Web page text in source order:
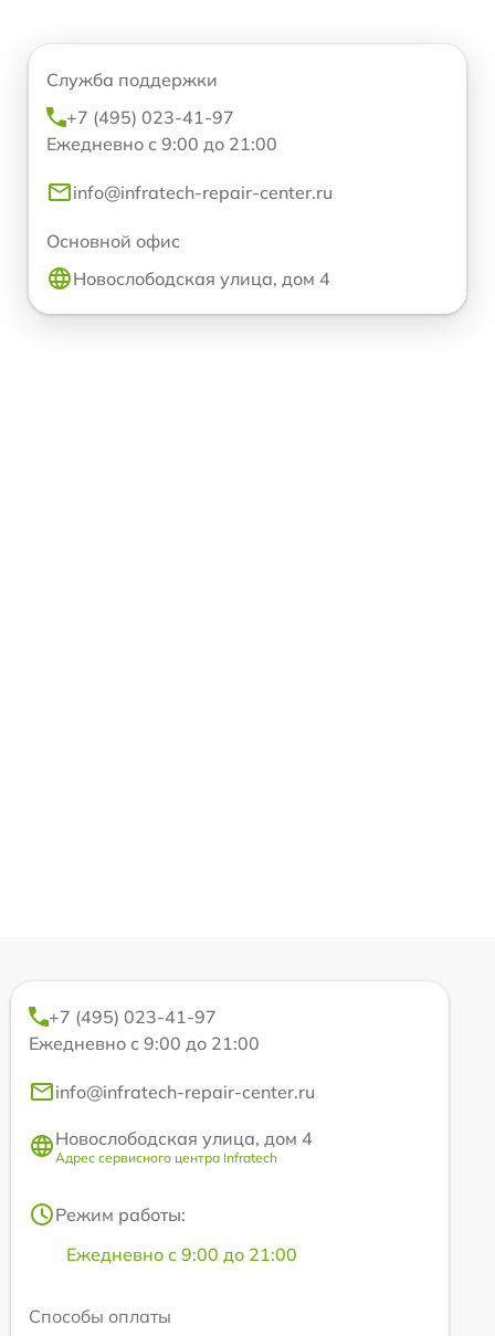
Служба поддержки
+7 (495) 023-41-97
Ежедневно с 9:00 до 21:00
info@infratech-repair-center.ru
Основной офис
Новослободская улица, дом 4
+7 (495) 023-41-97
Ежедневно с 9:00 до 21:00
info@infratech-repair-center.ru
Новослободская улица, дом 4
Адрес сервисного центра Infratech
Режим работы:
Ежедневно с 9:00 до 21:00
Способы оплаты